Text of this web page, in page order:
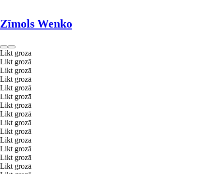
Zīmols Wenko
Likt grozā
Likt grozā
Likt grozā
Likt grozā
Likt grozā
Likt grozā
Likt grozā
Likt grozā
Likt grozā
Likt grozā
Likt grozā
Likt grozā
Likt grozā
Likt grozā